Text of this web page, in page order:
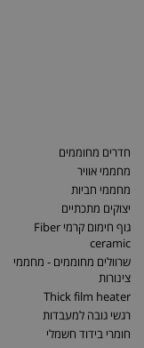
חדרים מחוממים
מחממי אוויר
מחממי חביות
יצוקים מתכתיים
גוף חימום קרמי Fiber
ceramic
שרוולים מחוממים - מחממי
צינורות
Thick film heater
רגשי גובה למעבדות
חומרי בידוד חשמלי